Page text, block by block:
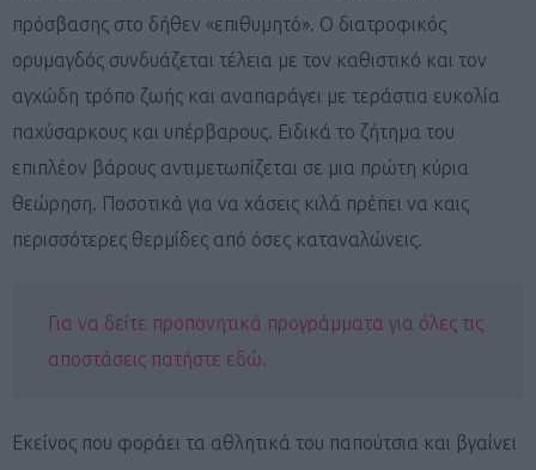
πρόσβασης στο δήθεν «επιθυμητό». Ο διατροφικός
ορυμαγδός συνδυάζεται τέλεια με τον καθιστικό και τον
αγχώδη τρόπο ζωής και αναπαράγει με τεράστια ευκολία
παχύσαρκους και υπέρβαρους. Ειδικά το ζήτημα του
επιπλέον βάρους αντιμετωπίζεται σε μια πρώτη κύρια
θεώρηση. Ποσοτικά για να χάσεις κιλά πρέπει να καις
περισσότερες θερμίδες από όσες καταναλώνεις.
Για να δείτε προπονητικά προγράμματα για όλες τις
αποστάσεις πατήστε εδώ.
Εκείνος που φοράει τα αθλητικά του παπούτσια και βγαίνει